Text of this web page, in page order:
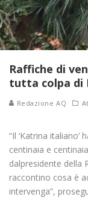
Raffiche di
tutta colpa di
Redazione AQ
“Il ‘Katrina
centinaia e
dalpresidente della
raccontino cosa è
intervenga”,